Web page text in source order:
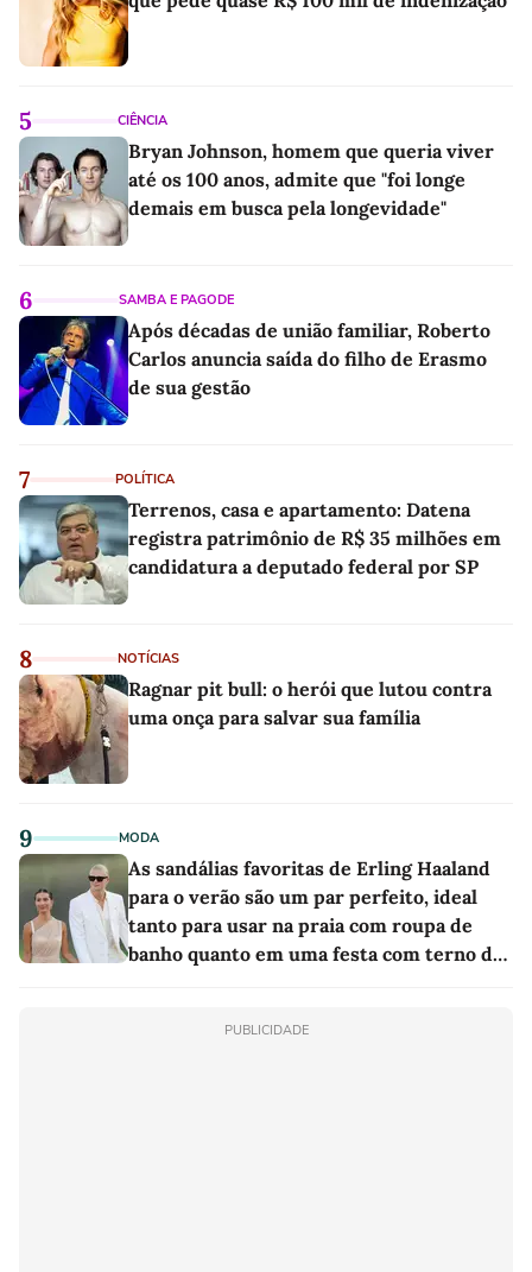
5 CIÊNCIA
Bryan Johnson, homem que queria viver
até os 100 anos, admite que "foi longe
demais em busca pela longevidade"
6 SAMBA E PAGODE
Após décadas de união familiar, Roberto
Carlos anuncia saída do filho de Erasmo
de sua gestão
7 POLÍTICA
Terrenos, casa e apartamento: Datena
registra patrimônio de R$ 35 milhões em
candidatura a deputado federal por SP
8 NOTÍCIAS
Ragnar pit bull: o herói que lutou contra
uma onça para salvar sua família
9 MODA
As sandálias favoritas de Erling Haaland
para o verão são um par perfeito, ideal
tanto para usar na praia com roupa de
banho quanto em uma festa com terno de
PUBLICIDADE